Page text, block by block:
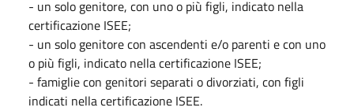
- un solo genitore, con uno o più figli, indicato nella
certificazione ISEE;
- un solo genitore con ascendenti e/o parenti e con uno
o più figli, indicato nella certificazione ISEE;
- famiglie con genitori separati o divorziati, con figli
indicati nella certificazione ISEE.